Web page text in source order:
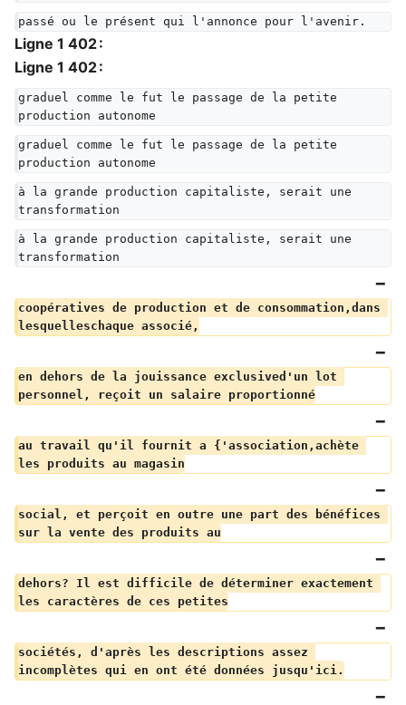
passé ou le présent qui l'annonce pour l'avenir.
Ligne 1 402 :
Ligne 1 402 :
graduel comme le fut le passage de la petite
production autonome
graduel comme le fut le passage de la petite
production autonome
à la grande production capitaliste, serait une
transformation
à la grande production capitaliste, serait une
transformation
coopératives de production et de consommation,dans
lesquelleschaque associé,
en dehors de la jouissance exclusived'un lot
personnel, reçoit un salaire proportionné
au travail qu'il fournit a {'association,achète
les produits au magasin
social, et perçoit en outre une part des bénéfices
sur la vente des produits au
dehors? Il est difficile de déterminer exactement
les caractères de ces petites
sociétés, d'après les descriptions assez
incomplètes qui en ont été données jusqu'ici.